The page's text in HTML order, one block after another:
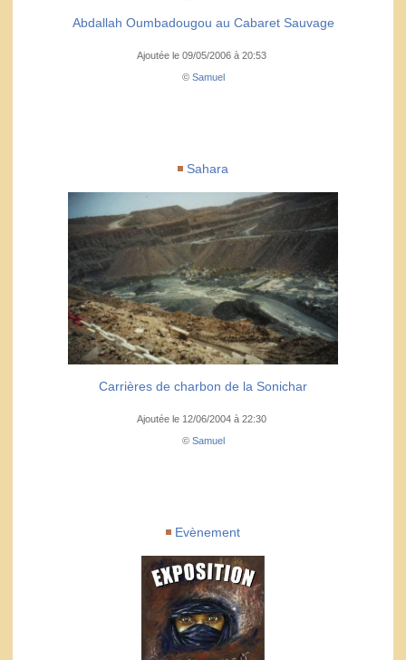
Abdallah Oumbadougou au Cabaret Sauvage
Ajoutée le 09/05/2006 à 20:53
© Samuel
Sahara
Carrières de charbon de la Sonichar
Ajoutée le 12/06/2004 à 22:30
© Samuel
Evènement